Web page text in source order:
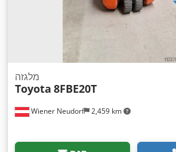
Wiener Neudorf 2,459 km
מלגזה
Toyota 8FBE20T